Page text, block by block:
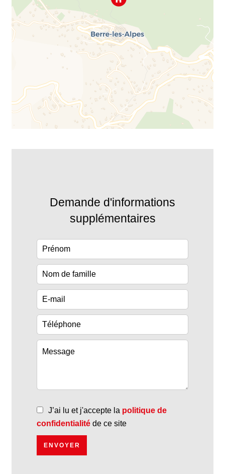
Demande d'informations
supplémentaires
J’ai lu et j'accepte la politique de
confidentialité de ce site
ENVOYER